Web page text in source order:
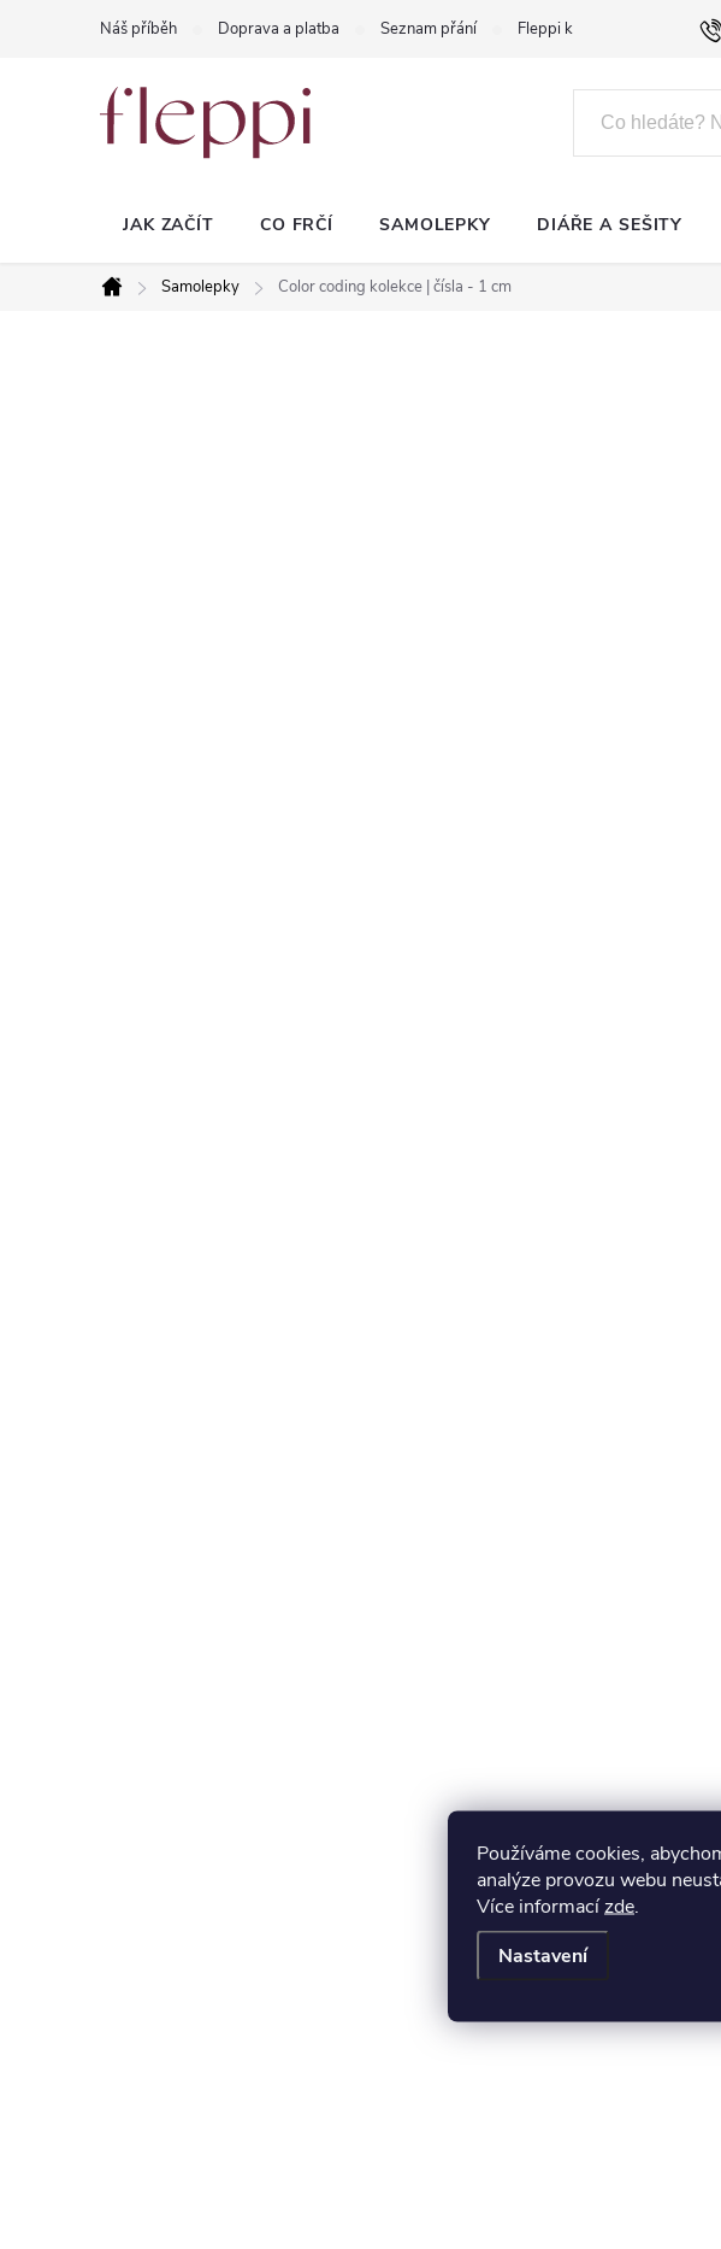
Používáme cookies,
analýze provozu webu
Více informacízde.
Nastavení
Náš příběh Doprava a platba Seznam přání Fleppi klub
JAK ZAČÍT CO FRČÍ SAMOLEPKY DIÁŘE A SEŠITY
Domů
Samolepky Color coding kolekce | čísla - 1 cm